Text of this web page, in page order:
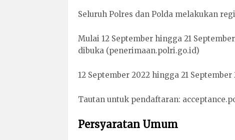
Seluruh Polres dan Polda melakukan
Mulai 12 September hingga 21
dibuka (penerimaan.polri.go.id)
12 September 2022 hingga 21
Tautan untuk pendaftaran:
Persyaratan Umum